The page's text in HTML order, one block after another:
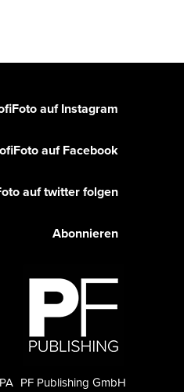
auf Instagram
auf Facebook
auf twitter folgen
Abonnieren
PF Publishing GmbH